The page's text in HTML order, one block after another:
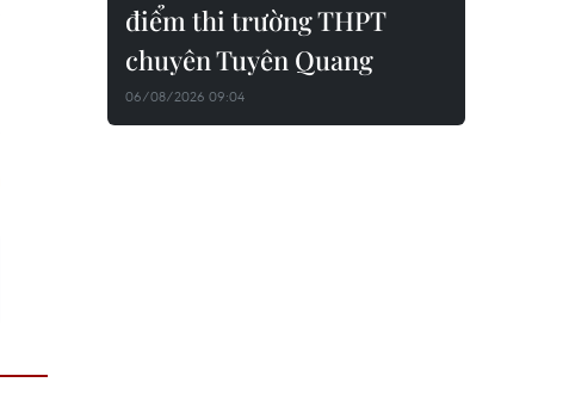
điểm thi trường THPT
chuyên Tuyên Quang
06/08/2026 09:04